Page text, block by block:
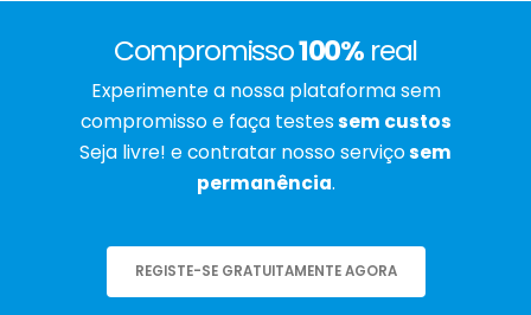
Compromisso100% real
Experimente a nossa plataforma sem
compromisso e faça testessem custos
Seja livre! e contratar nosso serviçosem
permanência.
REGISTE-SE GRATUITAMENTE AGORA